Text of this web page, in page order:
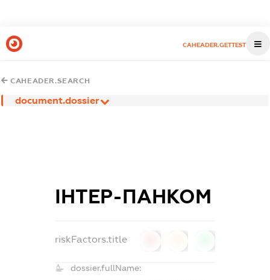
CAHEADER.GETTEST
CAHEADER.SEARCH
document.dossier
ІНТЕР-ПАНКОМ
riskFactors.title
dossier.fullName: